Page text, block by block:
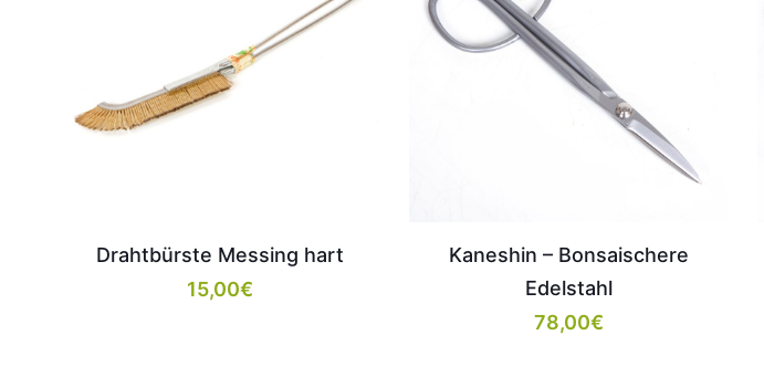
Drahtbürste Messing hart
15,00€
Kaneshin – Bonsaischere
Edelstahl
78,00€